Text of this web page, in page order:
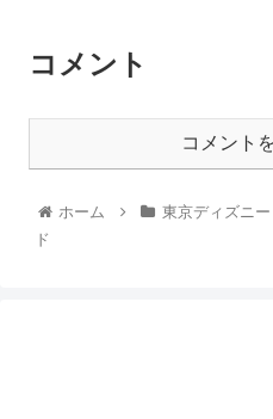
コメント
コメント
ホーム 東京ディズニー
ド